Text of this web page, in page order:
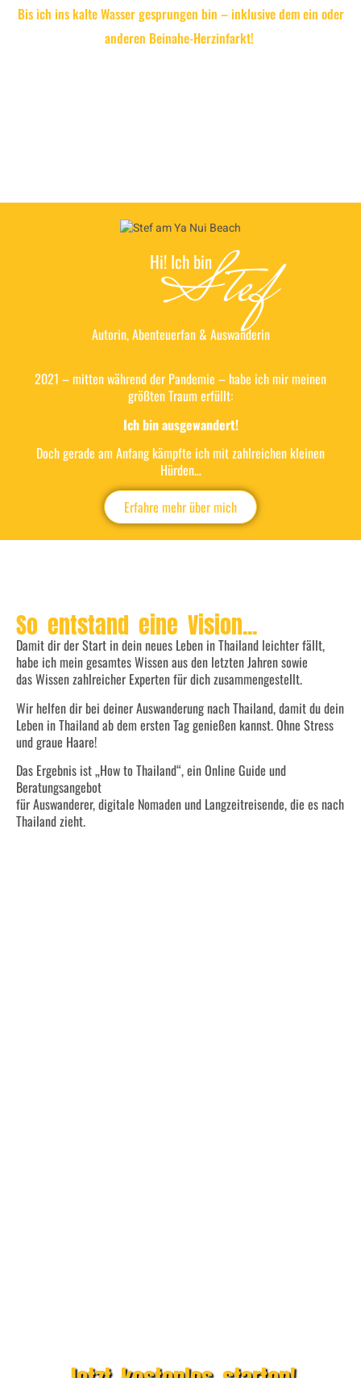
Bis ich ins kalte Wasser gesprungen bin – inklusive dem ein oder
anderen Beinahe-Herzinfarkt!
Hi! Ich bin
Stef
Autorin, Abenteuerfan & Auswanderin
2021 – mitten während der Pandemie – habe ich mir meinen
größten Traum erfüllt:
Ich bin ausgewandert!
Doch gerade am Anfang kämpfte ich mit zahlreichen kleinen
Hürden…
Erfahre mehr über mich
So entstand eine Vision...
Damit dir der Start in dein neues Leben in Thailand leichter fällt,
habe ich mein gesamtes Wissen aus den letzten Jahren sowie
das Wissen zahlreicher Experten für dich zusammengestellt.
Wir helfen dir bei deiner Auswanderung nach Thailand, damit du dein
Leben in Thailand ab dem ersten Tag genießen kannst. Ohne Stress
und graue Haare!
Das Ergebnis ist „How to Thailand“, ein Online Guide und
Beratungsangebot
für Auswanderer, digitale Nomaden und Langzeitreisende, die es nach
Thailand zieht.